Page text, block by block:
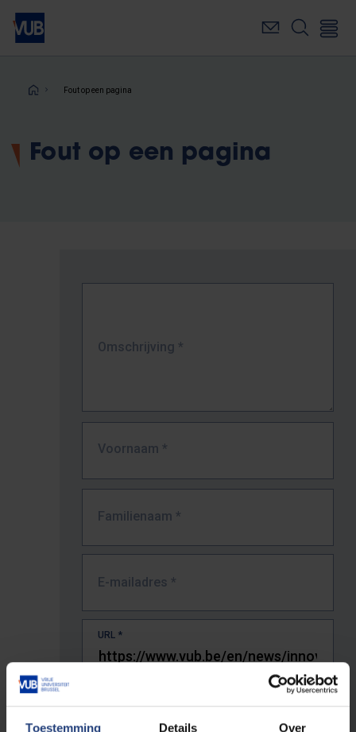
Toestemming Details Over
Overslaan
naar
inhoudKruimelpad
Fout op een pagina
Fout op een pagina
Omschrijving *
Voornaam *
Familienaam *
E-mailadres *
URL *
De volledige URL van de pagina waar je de fout zag.